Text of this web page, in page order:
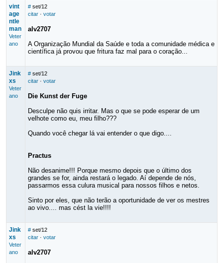
vint
age
ntle
man
Veter
ano
# set/12
citar· votar
alv2707
A Organização Mundial da Saúde e toda a comunidade médica e
científica já provou que fritura faz mal para o coração...
Jink
xs
Veter
ano
# set/12
citar· votar
Die Kunst der Fuge
Desculpe não quis irritar. Mas o que se pode esperar de um
velhote como eu, meu filho???
Quando você chegar lá vai entender o que digo....
Practus
Não desanime!!! Porque mesmo depois que o último dos
grandes se for, ainda restará o legado. Aí depende de nós,
passarmos essa culura musical para nossos filhos e netos.
Sinto por eles, que não terão a oportunidade de ver os mestres
ao vivo.... mas cést la vie!!!!
Jink
xs
Veter
ano
# set/12
citar· votar
alv2707